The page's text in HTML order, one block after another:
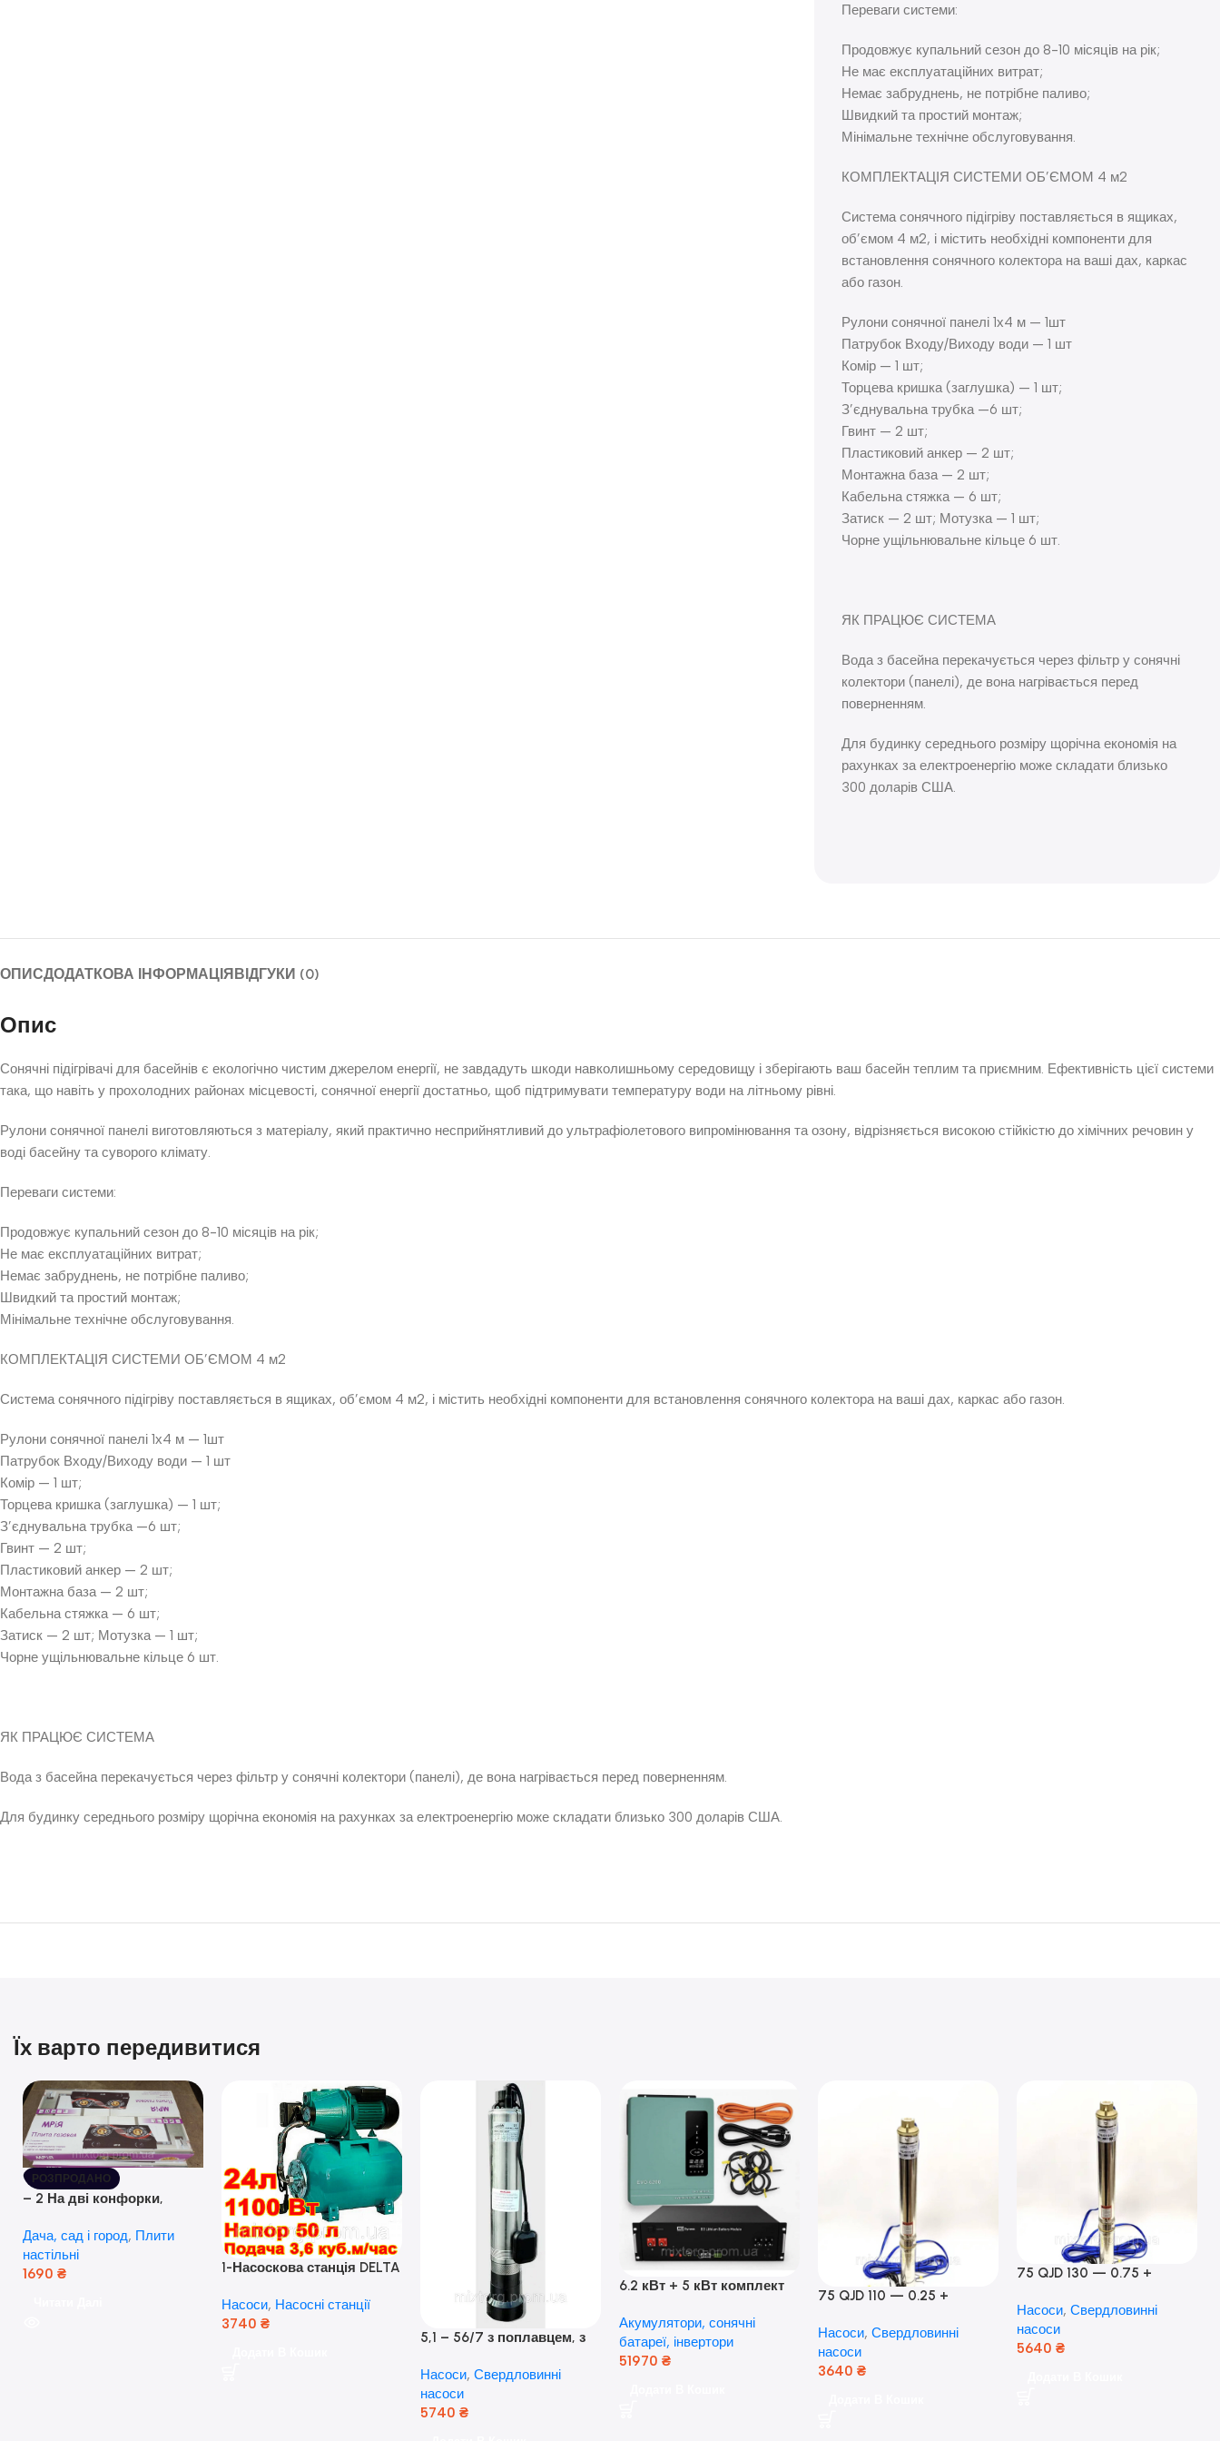
Переваги системи:
Продовжує купальний сезон до 8-10 місяців на рік;
Не має експлуатаційних витрат;
Немає забруднень, не потрібне паливо;
Швидкий та простий монтаж;
Мінімальне технічне обслуговування.
КОМПЛЕКТАЦІЯ СИСТЕМИ ОБ’ЄМОМ 4 м2
Система сонячного підігріву поставляється в ящиках,
об’ємом 4 м2, і містить необхідні компоненти для
встановлення сонячного колектора на ваші дах, каркас
або газон.
Рулони сонячної панелі 1х4 м — 1шт
Патрубок Входу/Виходу води — 1 шт
Комір — 1 шт;
Торцева кришка (заглушка) — 1 шт;
З’єднувальна трубка —6 шт;
Гвинт — 2 шт;
Пластиковий анкер — 2 шт;
Монтажна база — 2 шт;
Кабельна стяжка — 6 шт;
Затиск — 2 шт; Мотузка — 1 шт;
Чорне ущільнювальне кільце 6 шт.
ЯК ПРАЦЮЄ СИСТЕМА
Вода з басейна перекачується через фільтр у сонячні
колектори (панелі), де вона нагрівається перед
поверненням.
Для будинку середнього розміру щорічна економія на
рахунках за електроенергію може складати близько
300 доларів США.
ОПИСДОДАТКОВА ІНФОРМАЦІЯВІДГУКИ (0)
Опис
Сонячні підігрівачі для басейнів є екологічно чистим джерелом енергії, не завдадуть шкоди навколишньому середовищу і зберігають ваш басейн теплим та приємним. Ефективність цієї системи
така, що навіть у прохолодних районах місцевості, сонячної енергії достатньо, щоб підтримувати температуру води на літньому рівні.
Рулони сонячної панелі виготовляються з матеріалу, який практично несприйнятливий до ультрафіолетового випромінювання та озону, відрізняється високою стійкістю до хімічних речовин у
воді басейну та суворого клімату.
Переваги системи:
Продовжує купальний сезон до 8-10 місяців на рік;
Не має експлуатаційних витрат;
Немає забруднень, не потрібне паливо;
Швидкий та простий монтаж;
Мінімальне технічне обслуговування.
КОМПЛЕКТАЦІЯ СИСТЕМИ ОБ’ЄМОМ 4 м2
Система сонячного підігріву поставляється в ящиках, об’ємом 4 м2, і містить необхідні компоненти для встановлення сонячного колектора на ваші дах, каркас або газон.
Рулони сонячної панелі 1х4 м — 1шт
Патрубок Входу/Виходу води — 1 шт
Комір — 1 шт;
Торцева кришка (заглушка) — 1 шт;
З’єднувальна трубка —6 шт;
Гвинт — 2 шт;
Пластиковий анкер — 2 шт;
Монтажна база — 2 шт;
Кабельна стяжка — 6 шт;
Затиск — 2 шт; Мотузка — 1 шт;
Чорне ущільнювальне кільце 6 шт.
ЯК ПРАЦЮЄ СИСТЕМА
Вода з басейна перекачується через фільтр у сонячні колектори (панелі), де вона нагрівається перед поверненням.
Для будинку середнього розміру щорічна економія на рахунках за електроенергію може складати близько 300 доларів США.
Їх варто передивитися
РОЗПРОДАНО
– 2 На дві конфорки,
розпалюванням.
Дача, сад і город, Плити
настільні
1690 ₴
1-Насоскова станція DELTA
кВт) ( Польща)
Насоси, Насосні станції
3740 ₴
5,1 – 56/7 з поплавцем, з
(оригінал Польща)
Насоси, Свердловинні
насоси
5740 ₴
6.2 кВт + 5 кВт комплект
Гібридний інвертор Anern
та акумулятор Dyness, 50А
Акумулятори, сонячні
батареї, інвертори
51970 ₴
75 QJD 110 — 0.25 +
Мідь!
Насоси, Свердловинні
насоси
3640 ₴
75 QJD 130 — 0.75 +
Насоси, Свердловинні
насоси
5640 ₴